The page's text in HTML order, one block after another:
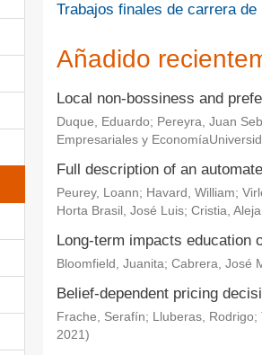
Trabajos finales de carrera de
Añadido
Local non-bossiness and
Duque, Eduardo; Pereyra, Juan
Empresariales y
Full description of an
Peurey, Loann; Havard, William;
Horta Brasil, José Luis; Cristia,
Long-term impacts education
Bloomfield, Juanita; Cabrera, José
Belief-dependent pricing
Frache, Serafín; Lluberas, Rodrigo;
2021)